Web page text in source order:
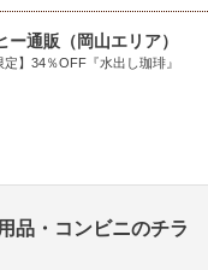
通販（岡山エリア）
】34％OFF『水出し珈琲』
品・コンビニのチラ